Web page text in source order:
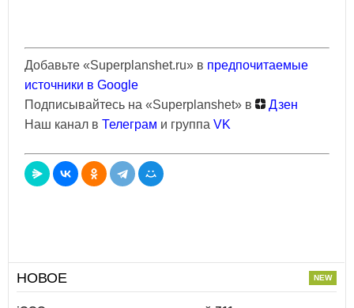
Добавьте «Superplanshet.ru» в предпочитаемые
источники в Google
Подписывайтесь на «Superplanshet» в
Дзен
Наш канал в Телеграм и группа VK
НОВОЕ